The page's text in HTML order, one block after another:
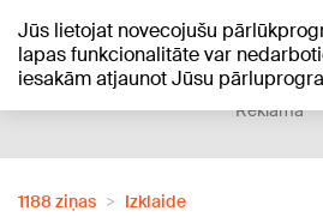
Jūs lietojat novecojušu
lapas funkcionalitāte var
iesakām atjaunot Jūsu
+12°C
Reklāma
1188 ziņas
Izklaide